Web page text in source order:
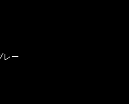
レー